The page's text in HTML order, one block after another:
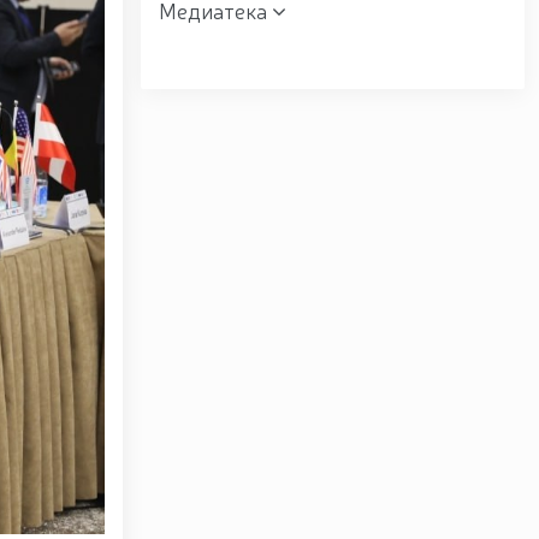
ҳарбий академик лицейи фаолияти билан
вилоятида ўрганиш ишларини олиб борди //
республика ҳарбий илмий-амалий
ишларини Юнусобод туманида амалга
таъминлаш бўйича манзилли ишлар амалга
генерал-полковник B.Tashmatov Ўзбекистон
шахсий таркибининг жанговар салоҳияти,
қаратилган ишлар давом эттирилмоқда. //
адабий-бадиий кеча ташкил этилди / /
/ «Жасорат» фильми премьераси бўлиб ўтди / /
Миллий гвардияда байрамона тадбир
34 йиллиги ва Ватан ҳимоячилари куни
йиллиги ҳамда 14 январь — Ватан ҳимоячилари
хотирасига бағишлаб Миллий гвардия
ҳурмат бажо келтиришди / / Ўзбекистон
ҳамда Ватан ҳимоячилари куни муносабати
тўғрисида”ги Фармони / / Президент
Мирзиёев Тошкент шаҳри Юнусобод туманида
lists/view/8785) / / Молия, илғор технологиялар,
18196)dunyoning замонавий мегаполислари
Республикасида гвардиячилар
қизил-китобга-киритилган-о%СА%ББсимликни-
Медиатека